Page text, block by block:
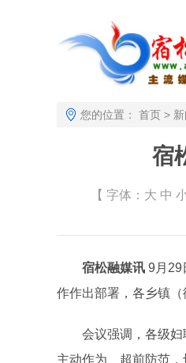
您的位置： 首页 >
宿
【 字体： 大 中
宿松融媒讯 9月29
作作出部署，各乡镇（
会议强调，各级妇联
主动作为、超前防范